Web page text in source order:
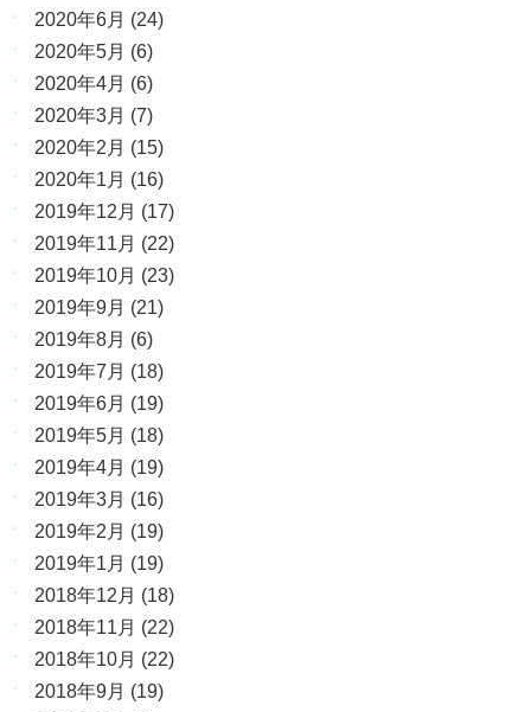
2020年6月 (24)
2020年5月 (6)
2020年4月 (6)
2020年3月 (7)
2020年2月 (15)
2020年1月 (16)
2019年12月 (17)
2019年11月 (22)
2019年10月 (23)
2019年9月 (21)
2019年8月 (6)
2019年7月 (18)
2019年6月 (19)
2019年5月 (18)
2019年4月 (19)
2019年3月 (16)
2019年2月 (19)
2019年1月 (19)
2018年12月 (18)
2018年11月 (22)
2018年10月 (22)
2018年9月 (19)